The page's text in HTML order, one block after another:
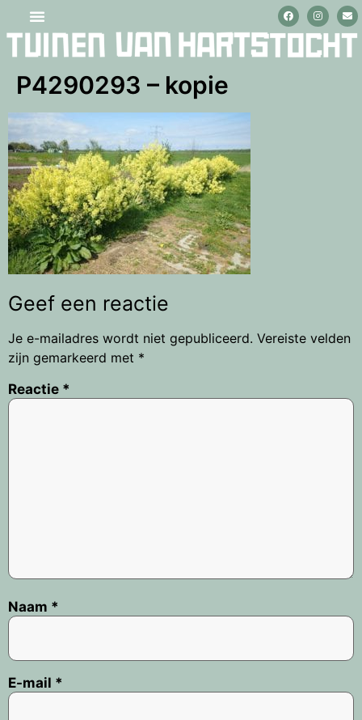
P4290293 – kopie
Geef een reactie
Je e-mailadres wordt niet gepubliceerd. Vereiste velden
zijn gemarkeerd met *
Reactie *
Naam *
E-mail *